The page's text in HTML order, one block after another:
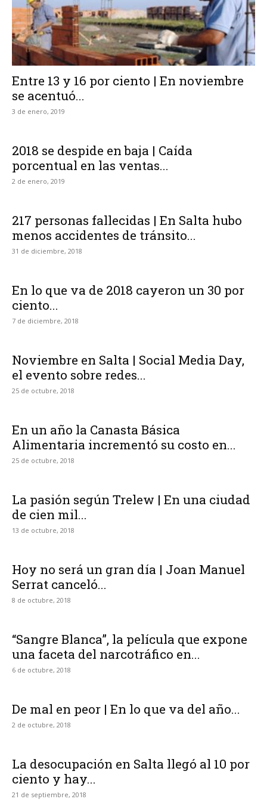
Entre 13 y 16 por ciento | En noviembre
se acentuó...
3 de enero, 2019
2018 se despide en baja | Caída
porcentual en las ventas...
2 de enero, 2019
217 personas fallecidas | En Salta hubo
menos accidentes de tránsito...
31 de diciembre, 2018
En lo que va de 2018 cayeron un 30 por
ciento...
7 de diciembre, 2018
Noviembre en Salta | Social Media Day,
el evento sobre redes...
25 de octubre, 2018
En un año la Canasta Básica
Alimentaria incrementó su costo en...
25 de octubre, 2018
La pasión según Trelew | En una ciudad
de cien mil...
13 de octubre, 2018
Hoy no será un gran día | Joan Manuel
Serrat canceló...
8 de octubre, 2018
“Sangre Blanca”, la película que expone
una faceta del narcotráfico en...
6 de octubre, 2018
De mal en peor | En lo que va del año...
2 de octubre, 2018
La desocupación en Salta llegó al 10 por
ciento y hay...
21 de septiembre, 2018